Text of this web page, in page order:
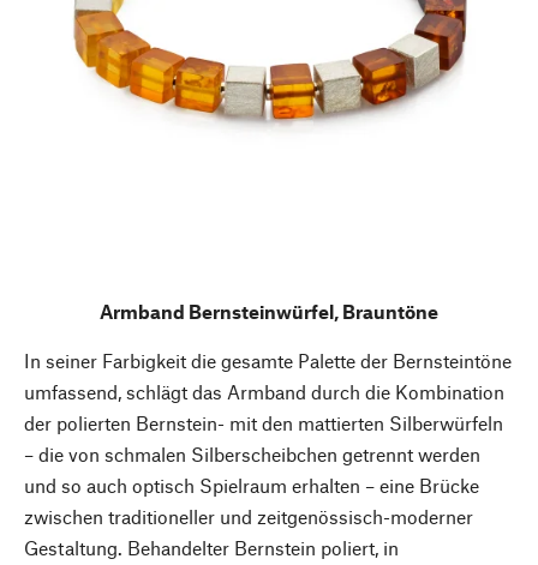
Armband Bernsteinwürfel, Brauntöne
In seiner Farbigkeit die gesamte Palette der Bernsteintöne
umfassend, schlägt das Armband durch die Kombination
der polierten Bernstein- mit den mattierten Silberwürfeln
– die von schmalen Silberscheibchen getrennt werden
und so auch optisch Spielraum erhalten – eine Brücke
zwischen traditioneller und zeitgenössisch-moderner
Gestaltung. Behandelter Bernstein poliert, in